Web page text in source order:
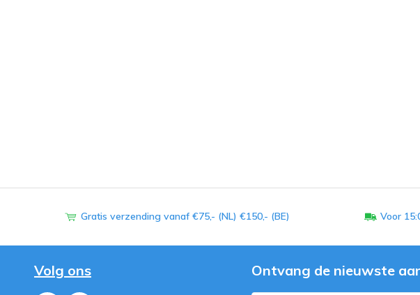
Gratis verzending vanaf €75,- (NL) €150,- (BE) Voor
Volg ons Ontvang de nieuwste